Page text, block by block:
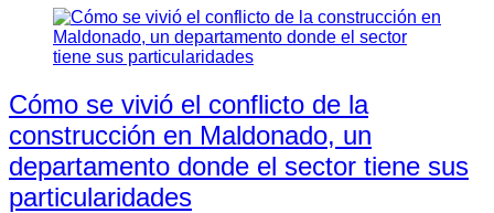
Cómo se vivió el conflicto de la
construcción en Maldonado, un
departamento donde el sector tiene sus
particularidades